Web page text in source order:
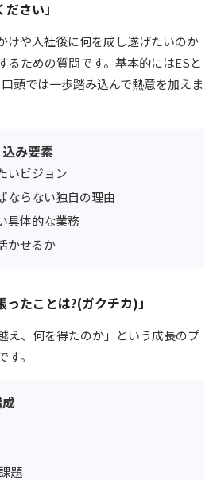
さい」
けや入社後に何を成し遂げたいのか
るための質問です。基本的にはESと
頭では一歩踏み込んで熱意を加えま
み要素
いビジョン
ならない独自の理由
具体的な業務
かせるか
たことは?(ガクチカ)」
え、何を得たのか」という成長のプ
。
題